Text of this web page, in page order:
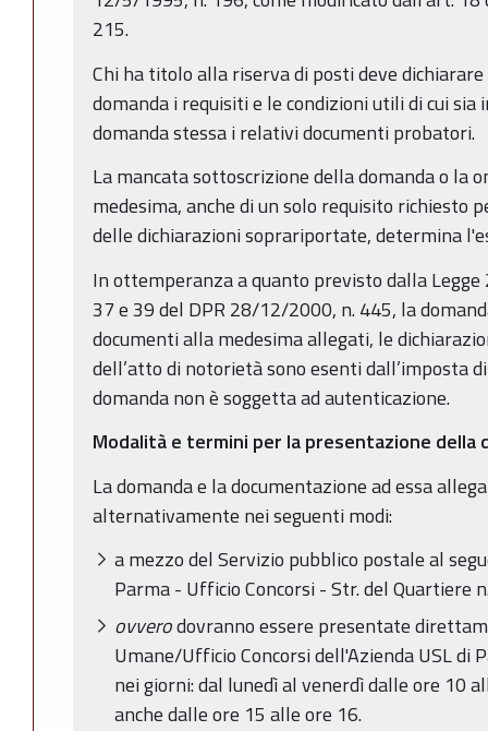
215.
Chi ha titolo alla riserva di posti deve
domanda i requisiti e le condizioni utili di cui sia
domanda stessa i relativi documenti probatori.
La mancata sottoscrizione della domanda o la
medesima, anche di un solo requisito richiesto
delle dichiarazioni soprariportate, determina
In ottemperanza a quanto previsto dalla
37 e 39 del DPR 28/12/2000, n. 445, la
documenti alla medesima allegati, le
dell’atto di notorietà sono esenti dall’imposta
domanda non è soggetta ad autenticazione.
Modalità e termini per la presentazione della
La domanda e la documentazione ad essa
alternativamente nei seguenti modi:
a mezzo del Servizio pubblico postale al
Parma - Ufficio Concorsi - Str. del Quartiere
ovverodovranno essere presentate
Umane/Ufficio Concorsi dell'Azienda USL di
nei giorni: dal lunedì al venerdì dalle ore 10
anche dalle ore 15 alle ore 16.